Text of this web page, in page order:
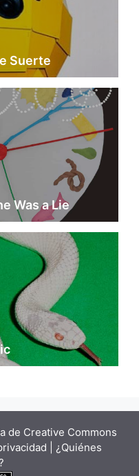
Suerte
Was a Lie
de Creative Commons
| ¿Quiénes